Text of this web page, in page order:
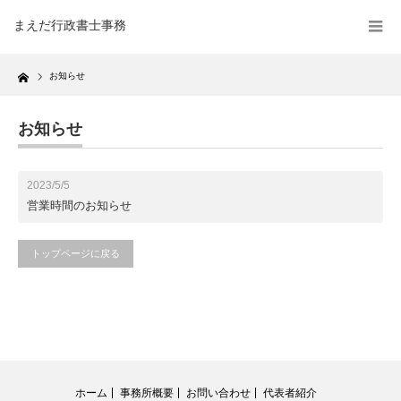
まえだ行政書士事務
Home お知らせ
お知らせ
2023/5/5
営業時間のお知らせ
トップページに戻る
ホーム 事務所概要 お問い合わせ 代表者紹介